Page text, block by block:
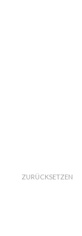
ZURÜCKSETZEN